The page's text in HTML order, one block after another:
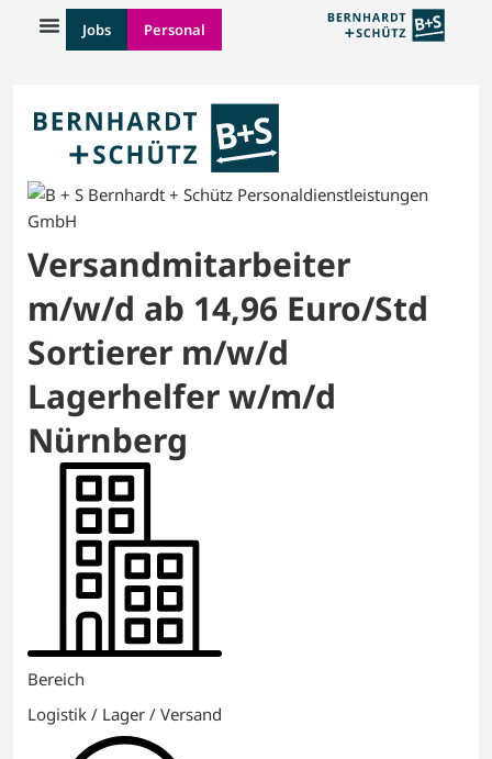
Jobs Personal
Versandmitarbeiter
m/w/d ab 14,96 Euro/Std
Sortierer m/w/d
Lagerhelfer w/m/d
Nürnberg
Bereich
Logistik / Lager / Versand